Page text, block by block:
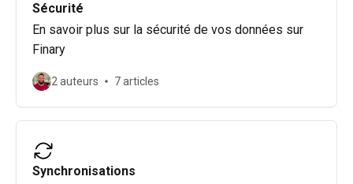
Sécurité
En savoir plus sur la sécurité de vos données sur
Finary
2 auteurs 7 articles
Synchronisations